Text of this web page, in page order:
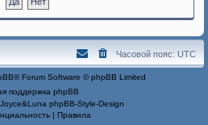
Часовой пояс: UTC
® Forum Software © phpBB Limited
поддержка phpBB
phpBB-Style-Design
| Правила